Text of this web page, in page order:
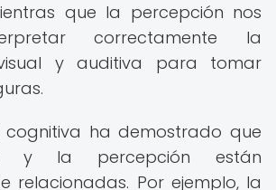
que la percepción nos
correctamente la
y auditiva para tomar
cognitiva ha demostrado que
y la percepción están
relacionadas. Por ejemplo, la